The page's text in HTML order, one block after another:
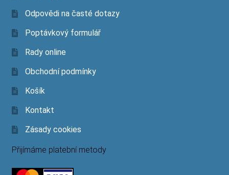
Odpovědi na časté dotazy
Poptávkový formulář
Rady online
Obchodní podmínky
Košík
Kontakt
Zásady cookies
Přijímáme platební metody